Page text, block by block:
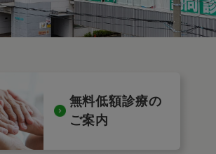
無料低額診療の
ご案内